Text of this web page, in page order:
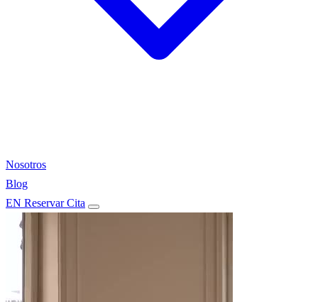
Nosotros
Blog
EN Reservar Cita